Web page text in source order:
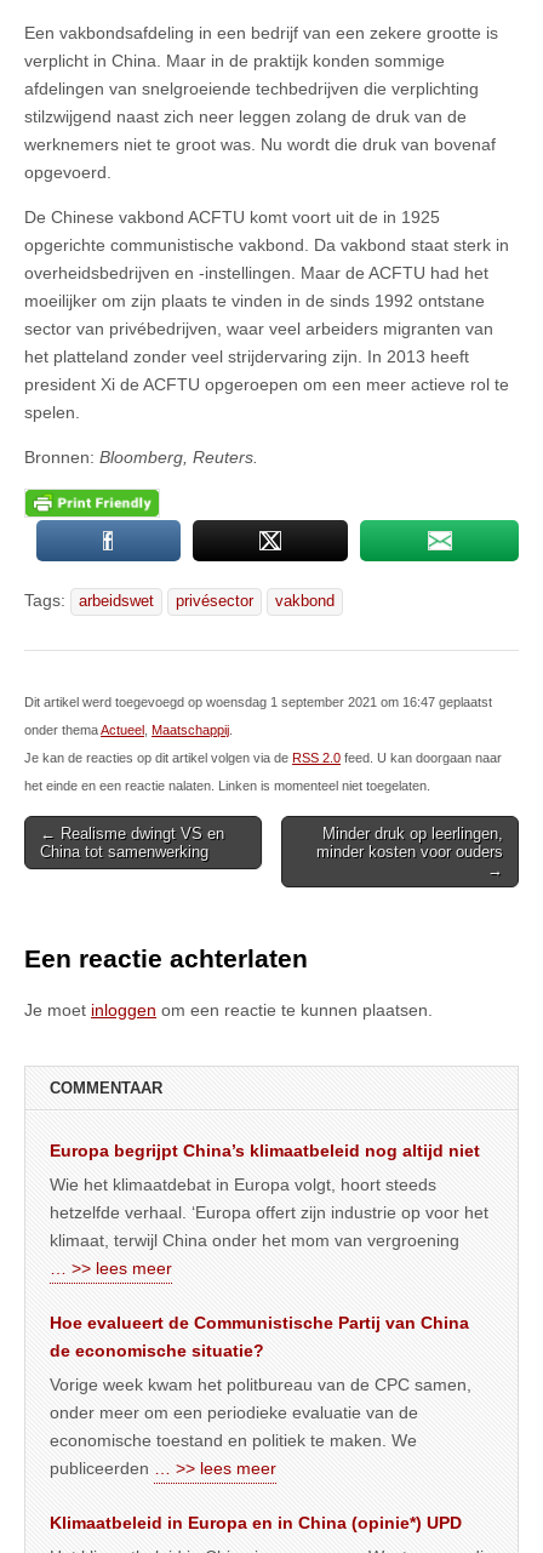
Een vakbondsafdeling in een bedrijf van een zekere grootte is
verplicht in China. Maar in de praktijk konden sommige
afdelingen van snelgroeiende techbedrijven die verplichting
stilzwijgend naast zich neer leggen zolang de druk van de
werknemers niet te groot was. Nu wordt die druk van bovenaf
opgevoerd.
De Chinese vakbond ACFTU komt voort uit de in 1925
opgerichte communistische vakbond. Da vakbond staat sterk in
overheidsbedrijven en -instellingen. Maar de ACFTU had het
moeilijker om zijn plaats te vinden in de sinds 1992 ontstane
sector van privébedrijven, waar veel arbeiders migranten van
het platteland zonder veel strijdervaring zijn. In 2013 heeft
president Xi de ACFTU opgeroepen om een meer actieve rol te
spelen.
Bronnen: Bloomberg, Reuters.
Tags: arbeidswet privésector vakbond
Dit artikel werd toegevoegd op woensdag 1 september 2021 om 16:47 geplaatst
onder themaActueel Maatschappij
Je kan de reacties op dit artikel volgen via de RSS 2.0 feed. U kan doorgaan naar
het einde en een reactie nalaten. Linken is momenteel niet toegelaten.
Post
navigation
← Realisme dwingt VS en
China tot samenwerking
Minder druk op leerlingen,
minder kosten voor ouders
→
Een reactie achterlaten
Je moet inloggen om een reactie te kunnen plaatsen.
COMMENTAAR
Europa begrijpt China’s klimaatbeleid nog altijd niet
Wie het klimaatdebat in Europa volgt, hoort steeds
hetzelfde verhaal. ‘Europa offert zijn industrie op voor het
klimaat, terwijl China onder het mom van vergroening
… >> lees meer
Hoe evalueert de Communistische Partij van China
de economische situatie?
Vorige week kwam het politbureau van de CPC samen,
onder meer om een periodieke evaluatie van de
economische toestand en politiek te maken. We
publiceerden
… >> lees meer
Klimaatbeleid in Europa en in China (opinie*) UPD